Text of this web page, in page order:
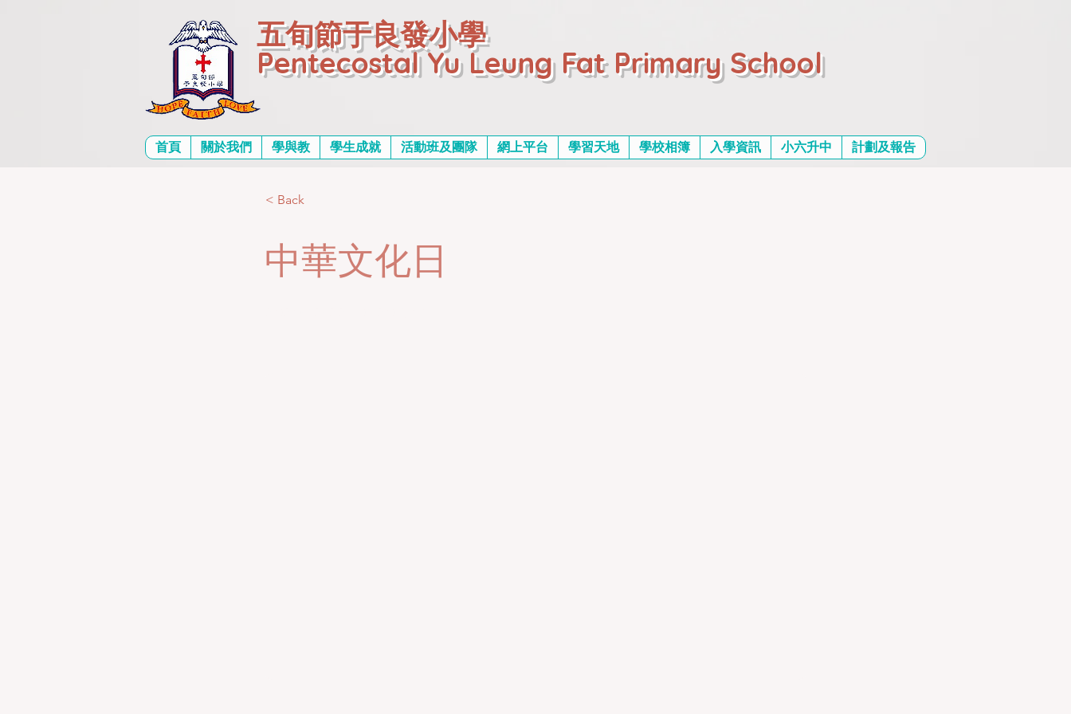
五旬節于良發小學
Pentecostal Yu Leung Fat Primary School
首頁 關於我們 學與教 學生成就 活動班及團隊 網上平台 學習天地 學校相簿 入學資訊 小六升中 計劃及報告
< Back
中華文化日